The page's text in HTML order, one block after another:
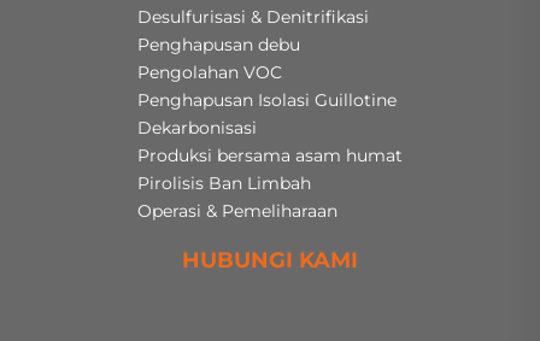
Desulfurisasi & Denitrifikasi
Penghapusan debu
Pengolahan VOC
Penghapusan Isolasi Guillotine
Dekarbonisasi
Produksi bersama asam humat
Pirolisis Ban Limbah
Operasi & Pemeliharaan
HUBUNGI KAMI